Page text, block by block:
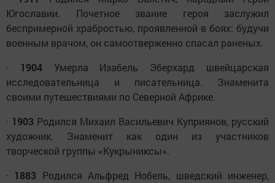
Югославии. Почетное звание героя заслужил
беспримерной храбростью, проявленной в боях: будучи
военным врачом, он самоотверженно спасал раненых.
· 1904Умерла Изабель Эберхард швейцарская
исследовательница и писательница. Знаменита
своими путешествиями по Северной Африке.
· 1903 Родился Михаил Васильевич Куприянов, русский
художник. Знаменит как один из участников
творческой группы «Кукрыниксы».
· 1883 Родился Альфред Нобель, шведский инженер,